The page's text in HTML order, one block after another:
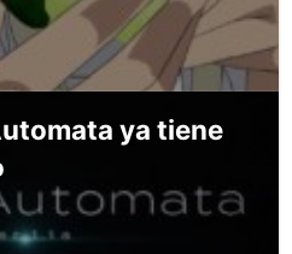
ya tiene